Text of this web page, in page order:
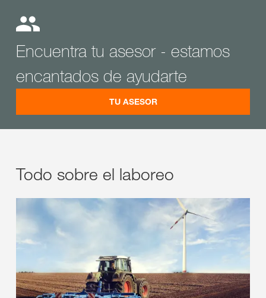
Encuentra tu asesor - estamos
encantados de ayudarte
TU ASESOR
Todo sobre el laboreo